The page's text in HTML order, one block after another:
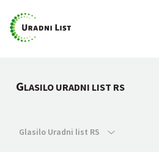
GLASILO URADNI LIST RS
Glasilo Uradni list RS